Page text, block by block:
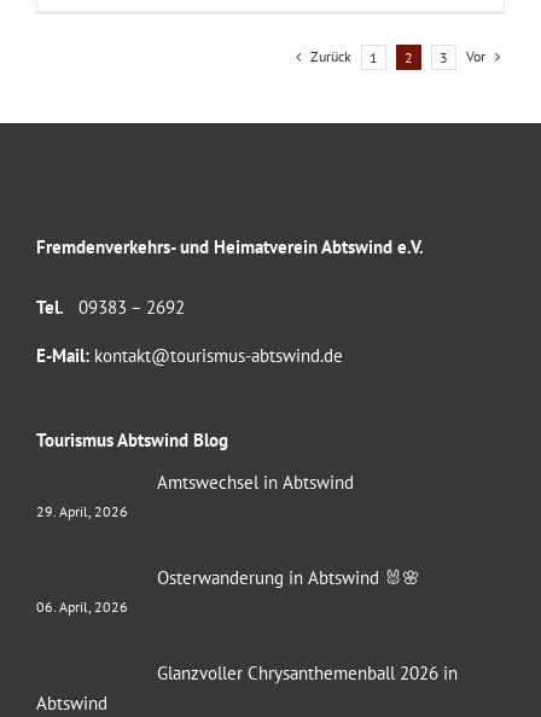
Zurück 1 2 3 Vor
Fremdenverkehrs- und Heimatverein Abtswind e.V.
Tel. 09383 – 2692
E-Mail: kontakt@tourismus-abtswind.de
Tourismus Abtswind Blog
Amtswechsel in Abtswind
29. April, 2026
Osterwanderung in Abtswind 🐰🌸
06. April, 2026
Glanzvoller Chrysanthemenball 2026 in
Abtswind